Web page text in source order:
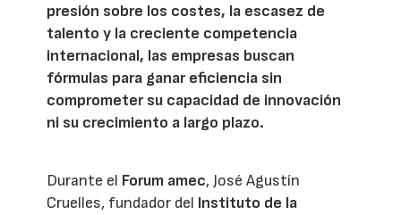
presión sobre los costes, la escasez de
talento y la creciente competencia
internacional, las empresas buscan
fórmulas para ganar eficiencia sin
comprometer su capacidad de innovación
ni su crecimiento a largo plazo.
Durante el Forum amec, José Agustín
Cruelles, fundador del Instituto de la